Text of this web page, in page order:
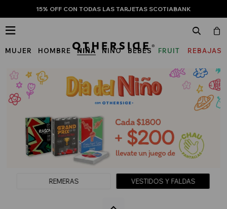
15% OFF CON TODAS LAS TARJETAS SCOTIABANK
MUJER HOMBRE NIÑA NIÑO BEBÉS
FRUIT
THE
LOOM
REBAJAS

REMERAS VESTIDOS Y FALDAS